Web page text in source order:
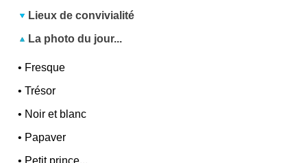
Lieux de convivialité
La photo du jour...
• Fresque
•Trésor
• Noir et blanc
• Papaver